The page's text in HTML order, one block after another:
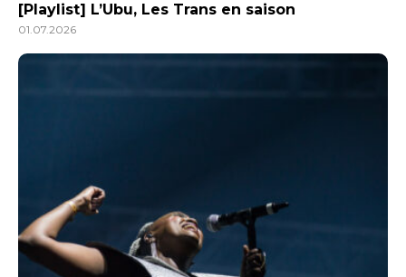
[Playlist] L’Ubu, Les Trans en saison
01.07.2026